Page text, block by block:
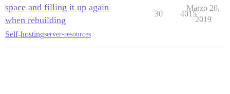
space and filling it up again
when rebuilding
Self-hostingserver-resources
30 4015
Marzo 20,
2019